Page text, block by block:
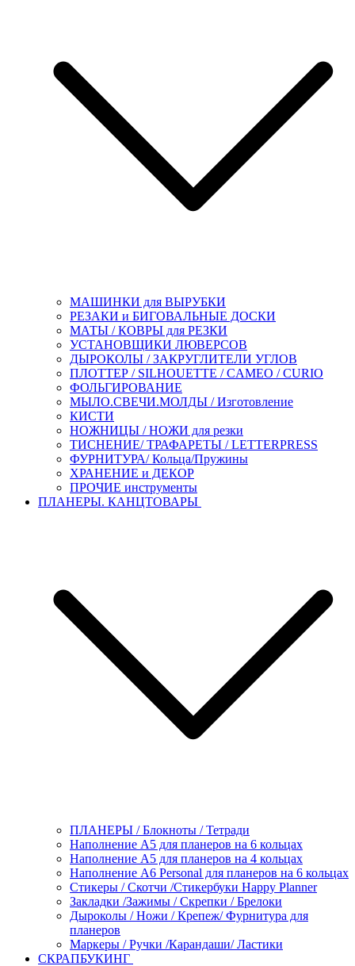
МАШИНКИ для ВЫРУБКИ
РЕЗАКИ и БИГОВАЛЬНЫЕ ДОСКИ
МАТЫ / КОВРЫ для РЕЗКИ
УСТАНОВЩИКИ ЛЮВЕРСОВ
ДЫРОКОЛЫ / ЗАКРУГЛИТЕЛИ УГЛОВ
ПЛОТТЕР / SILHOUETTE / CAMEO / CURIO
ФОЛЬГИРОВАНИЕ
МЫЛО.СВЕЧИ.МОЛДЫ / Изготовление
КИСТИ
НОЖНИЦЫ / НОЖИ для резки
ТИСНЕНИЕ/ ТРАФАРЕТЫ / LETTERPRESS
ФУРНИТУРА/ Кольца/Пружины
ХРАНЕНИЕ и ДЕКОР
ПРОЧИЕ инструменты
ПЛАНЕРЫ. КАНЦТОВАРЫ
ПЛАНЕРЫ / Блокноты / Тетради
Наполнение А5 для планеров на 6 кольцах
Наполнение А5 для планеров на 4 кольцах
Наполнение А6 Personal для планеров на 6 кольцах
Стикеры / Скотчи /Стикербуки Happy Planner
Закладки /Зажимы / Скрепки / Брелоки
Дыроколы / Ножи / Крепеж/ Фурнитура для
планеров
Маркеры / Ручки /Карандаши/ Ластики
СКРАПБУКИНГ